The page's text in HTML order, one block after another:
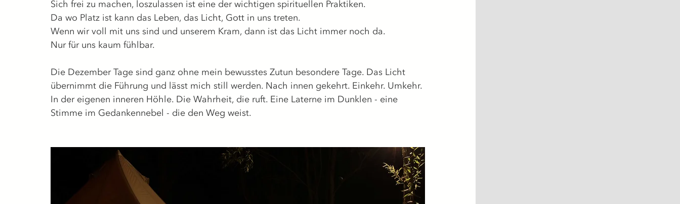
Sich frei zu machen, loszulassen ist eine der wichtigen spirituellen Praktiken.
Da wo Platz ist kann das Leben, das Licht, Gott in uns treten.
Wenn wir voll mit uns sind und unserem Kram, dann ist das Licht immer noch da.
Nur für uns kaum fühlbar.
Die Dezember Tage sind ganz ohne mein bewusstes Zutun besondere Tage. Das Licht
übernimmt die Führung und lässt mich still werden. Nach innen gekehrt. Einkehr. Umkehr.
In der eigenen inneren Höhle. Die Wahrheit, die ruft. Eine Laterne im Dunklen - eine
Stimme im Gedankennebel - die den Weg weist.